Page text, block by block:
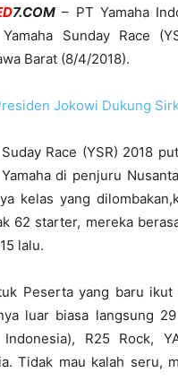
7.COM – PT Yamaha
Sunday Race
Barat (8/4/2018).
Jokowi Dukung
Suday Race (YSR) 2018
di penjuru
kelas yang
62 starter, mereka
lalu.
Peserta yang baru
luar biasa langsung
Indonesia), R25 Rock,
Tidak mau kalah seru,